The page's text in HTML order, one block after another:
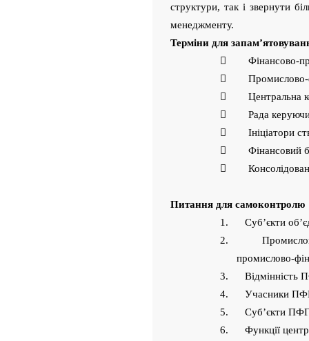
структури, так і звернути
менеджменту.
Терміни для
 Фінансово-
 Промислово-
 Центральна
 Рада
 Ініціатори
 Фінансовий

Питання для самоконтролю
1. Суб’єкти
2. Промислово-
промислово-
3. Відмінність
4. Учасники
5. Суб’єкти
6. Функції